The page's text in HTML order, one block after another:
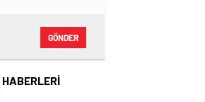
GÖNDER
HABERLERİ